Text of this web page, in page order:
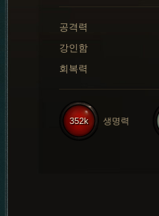
공격력
강인함
회복력
352k 생명력